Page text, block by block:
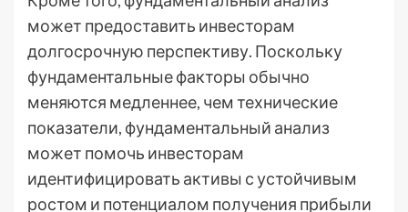
может предоставить инвесторам
долгосрочную перспективу. Поскольку
фундаментальные факторы обычно
меняются медленнее, чем технические
показатели, фундаментальный анализ
может помочь инвесторам
идентифицировать активы с устойчивым
ростом и потенциалом получения прибыли